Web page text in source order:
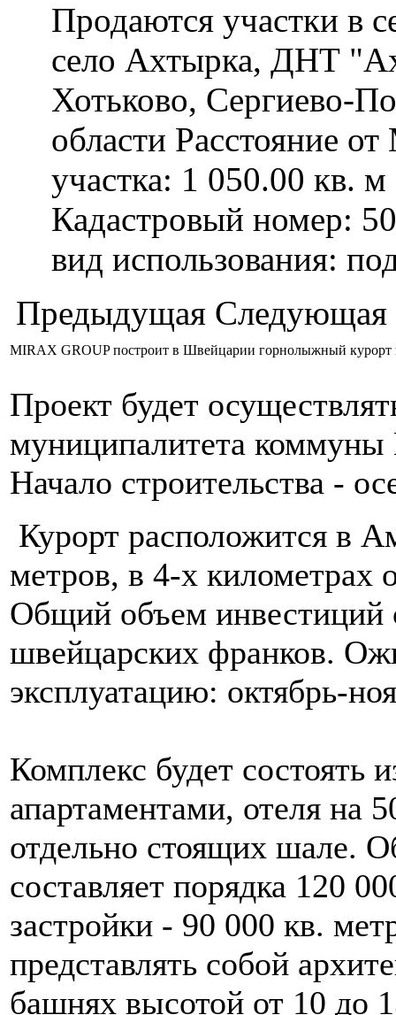
Продаются участки в
село Ахтырка, ДНТ
Хотьково, Сергиево-
области Расстояние
участка: 1 050.00 кв.
Кадастровый номер:
вид использования:
Предыдущая Следующая
MIRAX GROUP построит в Швейцарии горнолыжный курорт
Проект будет
муниципалитета коммуны
Начало строительства -
Курорт расположится в
метров, в 4-х километрах
Общий объем инвестиций
швейцарских франков.
эксплуатацию: октябрь-
Комплекс будет состоять
апартаментами, отеля на
отдельно стоящих шале.
составляет порядка 120
застройки - 90 000 кв.
представлять собой
башнях высотой от 10 до